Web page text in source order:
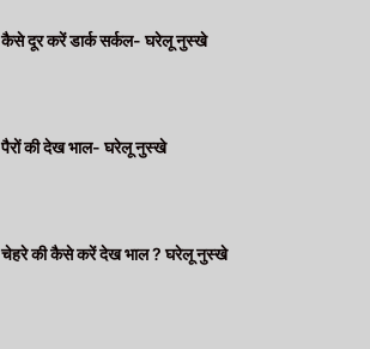
कैसे दूर करें डार्क सर्कल- घरेलू नुस्खे
पैरों की देख भाल- घरेलू नुस्खे
चेहरे की कैसे करें देख भाल ? घरेलू नुस्खे